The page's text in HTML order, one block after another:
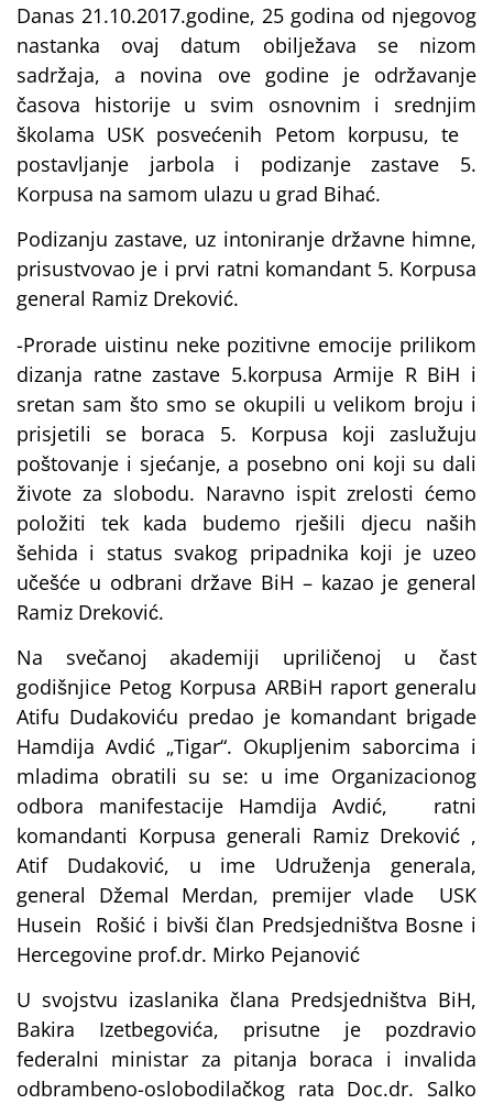
Danas 21.10.2017.godine, 25 godina od njegovog
nastanka ovaj datum obilježava se nizom
sadržaja, a novina ove godine je održavanje
časova historije u svim osnovnim i srednjim
školama USK posvećenih Petom korpusu, te
postavljanje jarbola i podizanje zastave 5.
Korpusa na samom ulazu u grad Bihać.
Podizanju zastave, uz intoniranje državne himne,
prisustvovao je i prvi ratni komandant 5. Korpusa
general Ramiz Dreković.
-Prorade uistinu neke pozitivne emocije prilikom
dizanja ratne zastave 5.korpusa Armije R BiH i
sretan sam što smo se okupili u velikom broju i
prisjetili se boraca 5. Korpusa koji zaslužuju
poštovanje i sjećanje, a posebno oni koji su dali
živote za slobodu. Naravno ispit zrelosti ćemo
položiti tek kada budemo rješili djecu naših
šehida i status svakog pripadnika koji je uzeo
učešće u odbrani države BiH – kazao je general
Ramiz Dreković.
Na svečanoj akademiji upriličenoj u čast
godišnjice Petog Korpusa ARBiH raport generalu
Atifu Dudakoviću predao je komandant brigade
Hamdija Avdić „Tigar“. Okupljenim saborcima i
mladima obratili su se: u ime Organizacionog
odbora manifestacije Hamdija Avdić, ratni
komandanti Korpusa generali Ramiz Dreković ,
Atif Dudaković, u ime Udruženja generala,
general Džemal Merdan, premijer vlade USK
Husein Rošić i bivši član Predsjedništva Bosne i
Hercegovine prof.dr. Mirko Pejanović
U svojstvu izaslanika člana Predsjedništva BiH,
Bakira Izetbegovića, prisutne je pozdravio
federalni ministar za pitanja boraca i invalida
odbrambeno-oslobodilačkog rata Doc.dr. Salko